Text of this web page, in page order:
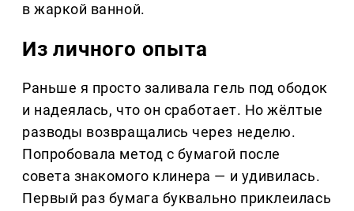
в жаркой ванной.
Из личного опыта
Раньше я просто заливала гель под ободок
и надеялась, что он сработает. Но жёлтые
разводы возвращались через неделю.
Попробовала метод с бумагой после
совета знакомого клинера — и удивилась.
Первый раз бумага буквально приклеилась